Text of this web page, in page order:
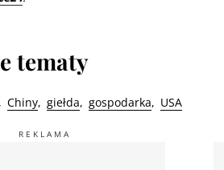
tematy
Chiny giełda gospodarka USA